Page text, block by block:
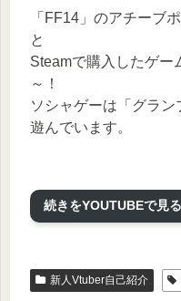
「FF14」のアチーブ
と
Steamで購入したゲー
～！
ソシャゲーは「グラ
遊んでいます。
===========
Vtuber一問一答自己紹
YouTube
続きをYOUTUBEで見る
新人Vtuber自己紹介